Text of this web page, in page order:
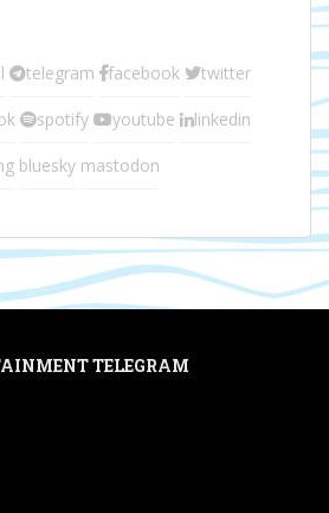
telegram facebook twitter
spotify youtube linkedin
bluesky mastodon
TELEGRAM